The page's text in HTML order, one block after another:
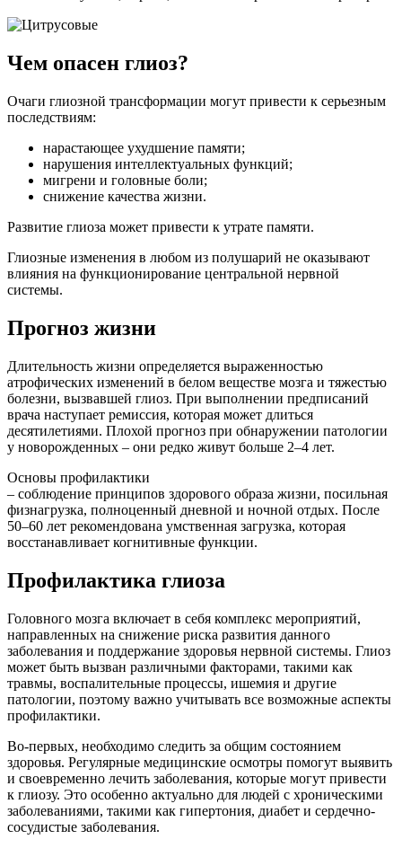
Чем опасен глиоз?
Очаги глиозной трансформации могут привести к серьезным
последствиям:
нарастающее ухудшение памяти;
нарушения интеллектуальных функций;
мигрени и головные боли;
снижение качества жизни.
Развитие глиоза может привести к утрате памяти.
Глиозные изменения в любом из полушарий не оказывают
влияния на функционирование центральной нервной
системы.
Прогноз жизни
Длительность жизни определяется выраженностью
атрофических изменений в белом веществе мозга и тяжестью
болезни, вызвавшей глиоз. При выполнении предписаний
врача наступает ремиссия, которая может длиться
десятилетиями. Плохой прогноз при обнаружении патологии
у новорожденных – они редко живут больше 2–4 лет.
Основы профилактики
– соблюдение принципов здорового образа жизни, посильная
физнагрузка, полноценный дневной и ночной отдых. После
50–60 лет рекомендована умственная загрузка, которая
восстанавливает когнитивные функции.
Профилактика глиоза
Головного мозга включает в себя комплекс мероприятий,
направленных на снижение риска развития данного
заболевания и поддержание здоровья нервной системы. Глиоз
может быть вызван различными факторами, такими как
травмы, воспалительные процессы, ишемия и другие
патологии, поэтому важно учитывать все возможные аспекты
профилактики.
Во-первых, необходимо следить за общим состоянием
здоровья. Регулярные медицинские осмотры помогут выявить
и своевременно лечить заболевания, которые могут привести
к глиозу. Это особенно актуально для людей с хроническими
заболеваниями, такими как гипертония, диабет и сердечно-
сосудистые заболевания.